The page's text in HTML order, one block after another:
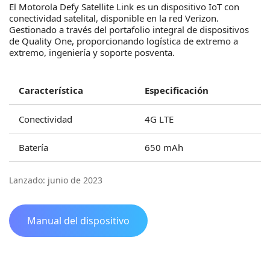
El Motorola Defy Satellite Link es un dispositivo IoT con
conectividad satelital, disponible en la red Verizon.
Gestionado a través del portafolio integral de dispositivos
de Quality One, proporcionando logística de extremo a
extremo, ingeniería y soporte posventa.
Característica Especificación
Conectividad 4G LTE
Batería 650 mAh
Lanzado: junio de 2023
Manual del dispositivo